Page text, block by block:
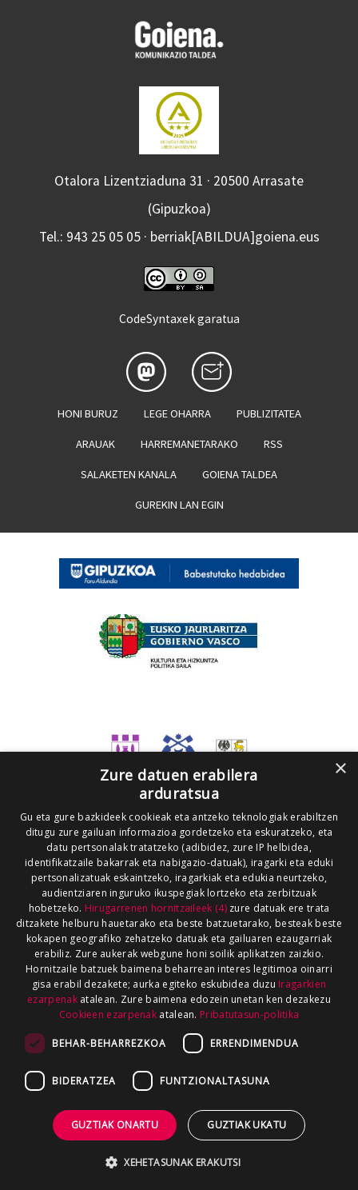
Otalora Lizentziaduna 31 · 20500 Arrasate
(Gipuzkoa)
Tel.: 943 25 05 05 · berriak[ABILDUA]goiena.eus
CodeSyntaxek garatua
HONI BURUZ LEGE OHARRA PUBLIZITATEA
ARAUAK HARREMANETARAKO RSS
SALAKETEN KANALA GOIENA TALDEA
GUREKIN LAN EGIN
×
Zure datuen erabilera
arduratsua
Gu eta gure bazkideek cookieak eta antzeko teknologiak erabiltzen
ditugu zure gailuan informazioa gordetzeko eta eskuratzeko, eta
datu pertsonalak tratatzeko (adibidez, zure IP helbidea,
identifikatzaile bakarrak eta nabigazio-datuak), iragarki eta eduki
pertsonalizatuak eskaintzeko, iragarkiak eta edukia neurtzeko,
audientziaren inguruko ikuspegiak lortzeko eta zerbitzuak
hobetzeko. Hirugarrenen hornitzaileek (4)zure datuak ere trata
ditzakete helburu hauetarako eta beste batzuetarako, besteak beste
kokapen geografiko zehatzeko datuak eta gailuaren ezaugarriak
erabiliz. Zure aukerak webgune honi soilik aplikatzen zaizkio.
Hornitzaile batzuek baimena beharrean interes legitimoa oinarri
gisa erabil dezakete; aurka egiteko eskubidea duzu Iragarkien
ezarpenakatalean. Zure baimena edozein unetan ken dezakezu
Cookieen ezarpenak atalean. Pribatutasun-politika
BEHAR-BEHARREZKOA ERRENDIMENDUA
BIDERATZEA FUNTZIONALTASUNA
GUZTIAK ONARTU GUZTIAK UKATU
XEHETASUNAK ERAKUTSI